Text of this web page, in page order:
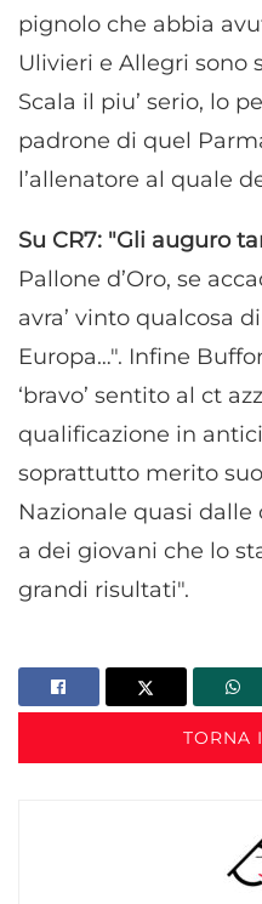
pignolo che abbia
Ulivieri e Allegri sono
Scala il piu’ serio, lo
padrone di quel
l’allenatore al quale
Su CR7: "Gli auguro
Pallone d’Oro, se
avra’ vinto qualcosa
Europa…". Infine
‘bravo’ sentito al ct
qualificazione in
soprattutto merito
Nazionale quasi
a dei giovani che lo
grandi risultati".
TORNA